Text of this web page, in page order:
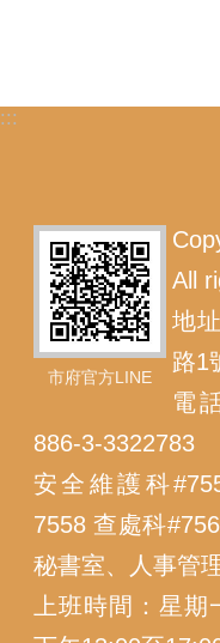
:::
市府官方LINE
All
地
路1
電
886-3-3322783
安全維護科
7558 查處科
秘書室、人事管
上班時間：星